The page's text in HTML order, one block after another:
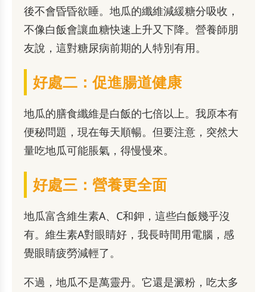
後不會昏昏欲睡。地瓜的纖維減緩糖分吸收，
不像白飯會讓血糖快速上升又下降。營養師朋
友說，這對糖尿病前期的人特別有用。
好處二：促進腸道健康
地瓜的膳食纖維是白飯的七倍以上。我原本有
便秘問題，現在每天順暢。但要注意，突然大
量吃地瓜可能脹氣，得慢慢來。
好處三：營養更全面
地瓜富含維生素A、C和鉀，這些白飯幾乎沒
有。維生素A對眼睛好，我長時間用電腦，感
覺眼睛疲勞減輕了。
不過，地瓜不是萬靈丹。它還是澱粉，吃太多